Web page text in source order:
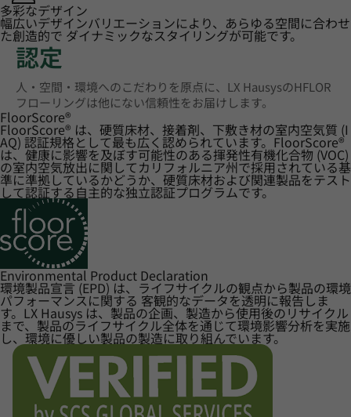
多彩なデザイン
幅広いデザインバリエーションにより、あらゆる空間に合わせ
た創造的で ダイナミックなスタイリングが可能です。
認定
人・空間・環境へのこだわりを原点に、LX HausysのHFLOR
フローリングは他にない信頼性をお届けします。
FloorScore®
FloorScore® は、硬質床材、接着剤、下敷き材の室内空気質 (I
AQ) 認証規格として最も広く認められています。FloorScore®
は、健康に影響を及ぼす可能性のある揮発性有機化合物 (VOC)
の室内空気放出に関してカリフォルニア州で採用されている基
準に準拠しているかどうか、硬質床材および関連製品をテスト
して認証する自主的な独立認証プログラムです。
Environmental Product Declaration
環境製品宣言 (EPD) は、ライフサイクルの観点から製品の環境
パフォーマンスに関する 客観的なデータを透明に報告しま
す。LX Hausys は、製品の企画、製造から使用後のリサイクル
まで、製品のライフサイクル全体を通じて環境影響分析を実施
し、環境に優しい製品の製造に取り組んでいます。